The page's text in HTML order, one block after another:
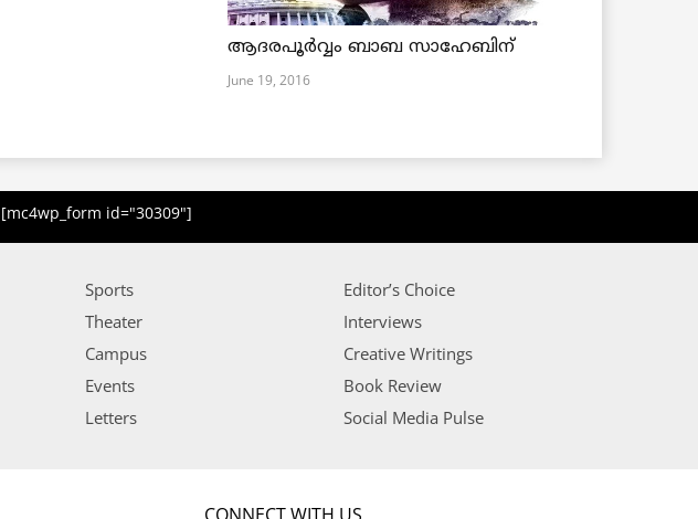
ആദരപൂര്‍വ്വം ബാബ സാഹേബിന്
June 19, 2016
[mc4wp_form id="30309"]
Sports
Theater
Campus
Events
Letters
Editor’s Choice
Interviews
Creative Writings
Book Review
Social Media Pulse